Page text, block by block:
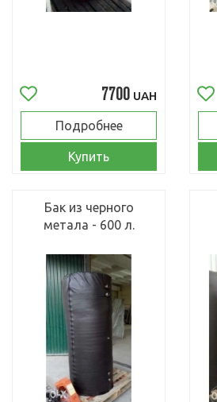
7700 UAH
Подробнее
Купить
Бак из черного
метала - 600 л.